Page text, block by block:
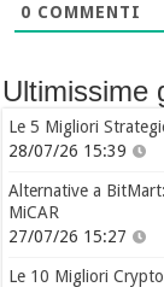
0 COMMENTI
Ultimissime
Le 5 Migliori
28/07/26 15:39
Alternative a
MiCAR
27/07/26 15:27
Le 10 Migliori